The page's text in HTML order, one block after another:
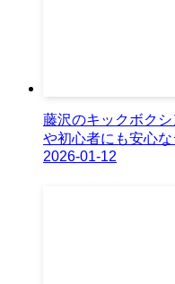
藤沢のキックボク
や初心者にも安心な
2026-01-12